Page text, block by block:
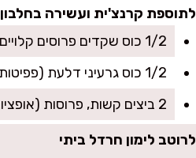
לתוספת קרנצ'ית ועשירה בחלבון
1/2 כוס שקדים פרוסים קלויים (אפשר גם טבעיים)
1/2 כוס גרעיני דלעת (פפיטות)
2 ביצים קשות, פרוסות (אופציונלי אבל מוסיף עשיר בחלבון)
לרוטב לימון חרדל ביתי